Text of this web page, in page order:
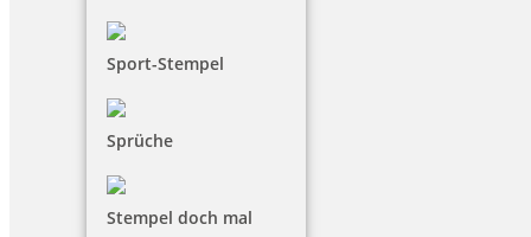
Sport-Stempel
Sprüche
Stempel doch mal